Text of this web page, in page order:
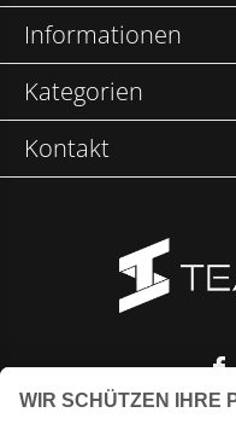
Informationen
Kategorien
Kontakt